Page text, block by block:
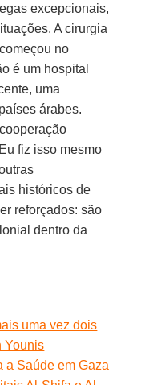
excepcionais,
A cirurgia
no
é um hospital
uma
árabes.
fiz isso mesmo
históricos de
reforçados: são
dentro da
uma vez dois
Younis
a Saúde em Gaza